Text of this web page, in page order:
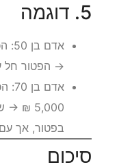
בהתאם.
→ הפטור חל
5,000 ₪
בפטור, אך